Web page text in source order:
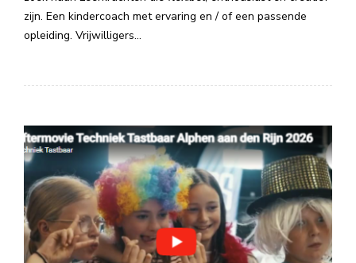
zijn. Een kindercoach met ervaring en / of een passende
opleiding. Vrijwilligers…